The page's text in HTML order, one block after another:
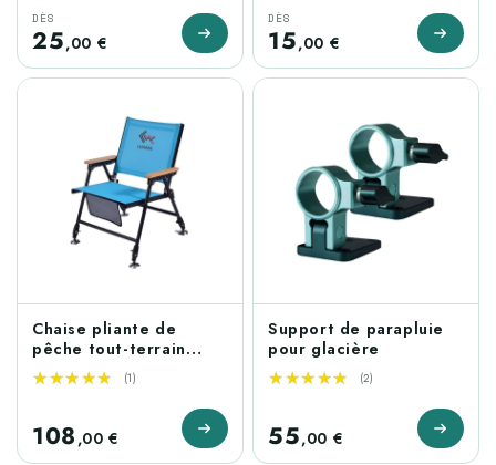
DÈS
25,00 €
DÈS
15,00 €
Chaise pliante de
pêche tout-terrain
ultra-légère
★★★★★
★★★★★ (1)
108 ,00 €
Support de parapluie
pour glacière
★★★★★
★★★★★ (2)
55,00 €